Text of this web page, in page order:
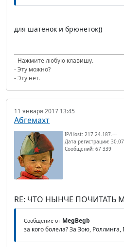
для шатенок и брюнеток))
- Нажмите любую клавишу.
- Эту можно?
- Эту нет.
11 января 2017 13:45
Абгемахт
IP/Host: 217.24.187.---
Дата регистрации:
Сообщений: 67 339
RE: ЧТО НЫНЧЕ ПОЧИТАТЬ
Сообщение от MegBegb
за кого болела? За Зою,